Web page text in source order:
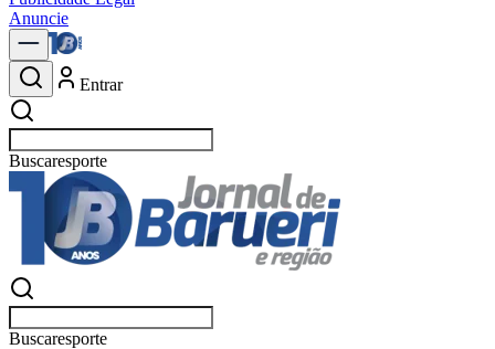
Anuncie
Entrar
Buscar
Buscar